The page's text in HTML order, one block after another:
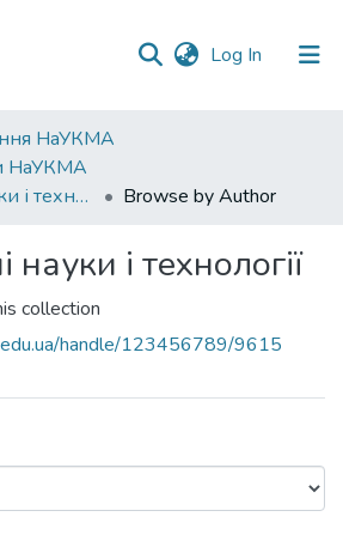
Log In (current)
НаУКМА
НаУКМА
042: Xімічні науки і технології
Browse by Author
науки і технології
collection
handle/123456789/9615